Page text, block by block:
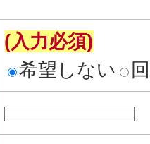
(入力必須)
希望しない